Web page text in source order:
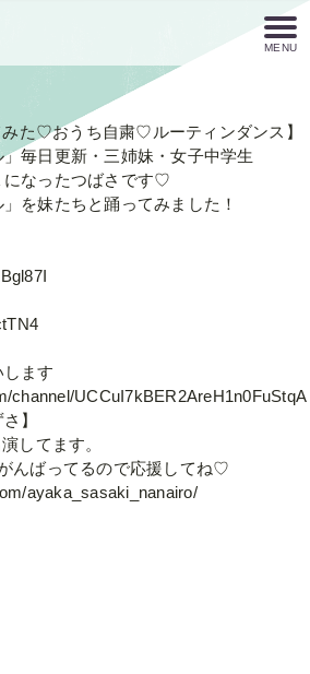
MENU
た♡おうち自粛♡ルーティンダンス】
」毎日更新・三姉妹・女子中学生
になったつばさです♡
を妹たちと踊ってみました！
ます
channel/UCCuI7kBER2AreH1n0FuStqA
】
してます。
んばってるので応援してね♡
ayaka_sasaki_nanairo/